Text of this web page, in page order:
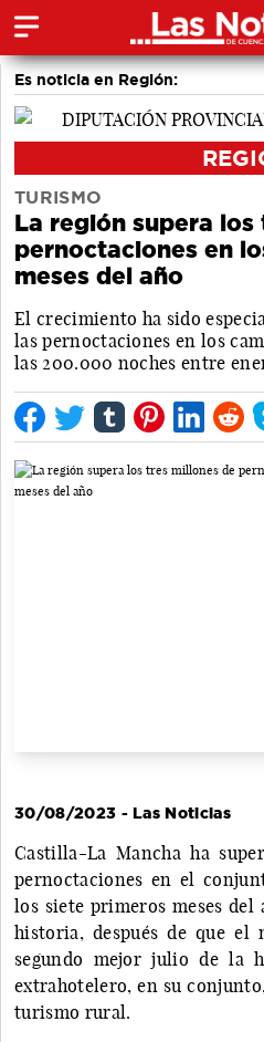
Es noticia en Región:
TURISMO
La región supera los
pernoctaciones en
meses del año
El crecimiento ha sido
las pernoctaciones en los
las 200.000 noches entre
30/08/2023 - Las Noticias
Castilla-La Mancha ha
pernoctaciones en el
los siete primeros meses
historia, después de que el
segundo mejor julio de la
extrahotelero, en su
turismo rural.